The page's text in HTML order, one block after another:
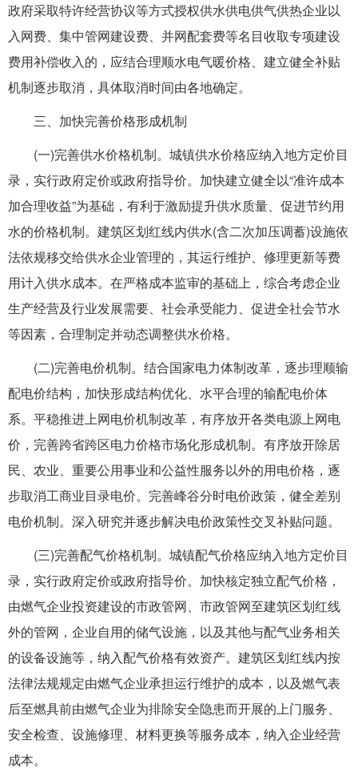
政府采取特许经营协议等方式授权供水供电供气供热企业以
入网费、集中管网建设费、并网配套费等名目收取专项建设
费用补偿收入的，应结合理顺水电气暖价格、建立健全补贴
机制逐步取消，具体取消时间由各地确定。
三、加快完善价格形成机制
(一)完善供水价格机制。城镇供水价格应纳入地方定价目
录，实行政府定价或政府指导价。加快建立健全以“准许成本
加合理收益”为基础，有利于激励提升供水质量、促进节约用
水的价格机制。建筑区划红线内供水(含二次加压调蓄)设施依
法依规移交给供水企业管理的，其运行维护、修理更新等费
用计入供水成本。在严格成本监审的基础上，综合考虑企业
生产经营及行业发展需要、社会承受能力、促进全社会节水
等因素，合理制定并动态调整供水价格。
(二)完善电价机制。结合国家电力体制改革，逐步理顺输
配电价结构，加快形成结构优化、水平合理的输配电价体
系。平稳推进上网电价机制改革，有序放开各类电源上网电
价，完善跨省跨区电力价格市场化形成机制。有序放开除居
民、农业、重要公用事业和公益性服务以外的用电价格，逐
步取消工商业目录电价。完善峰谷分时电价政策，健全差别
电价机制。深入研究并逐步解决电价政策性交叉补贴问题。
(三)完善配气价格机制。城镇配气价格应纳入地方定价目
录，实行政府定价或政府指导价。加快核定独立配气价格，
由燃气企业投资建设的市政管网、市政管网至建筑区划红线
外的管网，企业自用的储气设施，以及其他与配气业务相关
的设备设施等，纳入配气价格有效资产。建筑区划红线内按
法律法规规定由燃气企业承担运行维护的成本，以及燃气表
后至燃具前由燃气企业为排除安全隐患而开展的上门服务、
安全检查、设施修理、材料更换等服务成本，纳入企业经营
成本。